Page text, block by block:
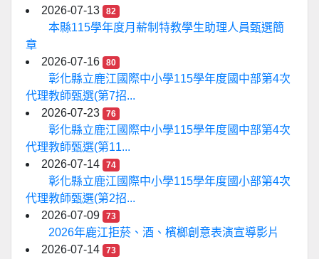
2026-07-13
82
本縣115學年度月薪制特教學生助理人員甄選簡
章
2026-07-16
80
彰化縣立鹿江國際中小學115學年度國中部第4次
代理教師甄選(第7招...
2026-07-23
76
彰化縣立鹿江國際中小學115學年度國中部第4次
代理教師甄選(第11...
2026-07-14
74
彰化縣立鹿江國際中小學115學年度國小部第4次
代理教師甄選(第2招...
2026-07-09
73
2026年鹿江拒菸、酒、檳榔創意表演宣導影片
2026-07-14
73